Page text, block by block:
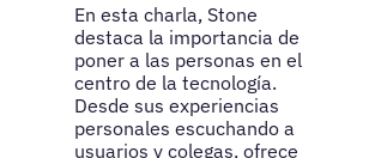
En esta charla, Stone
destaca la importancia de
poner a las personas en el
centro de la tecnología.
Desde sus experiencias
personales escuchando a
usuarios y colegas, ofrece